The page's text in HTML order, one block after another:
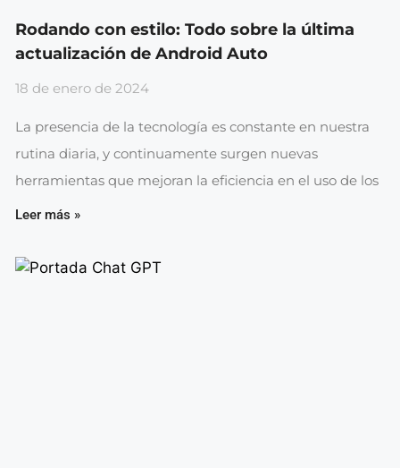
Rodando con estilo: Todo sobre la última
actualización de Android Auto
18 de enero de 2024
La presencia de la tecnología es constante en nuestra
rutina diaria, y continuamente surgen nuevas
herramientas que mejoran la eficiencia en el uso de los
Leer más »